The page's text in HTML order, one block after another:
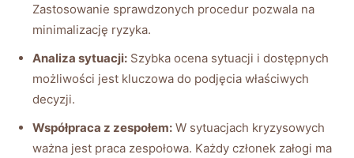
Zastosowanie ‍sprawdzonych procedur pozwala na ​
minimalizację ryzyka.
Analiza sytuacji: ⁢Szybka‌ ocena sytuacji i dostępnych
możliwości jest kluczowa​ do podjęcia właściwych
decyzji.
Współpraca z zespołem: W sytuacjach ⁣kryzysowych
ważna jest praca zespołowa. Każdy członek załogi ma